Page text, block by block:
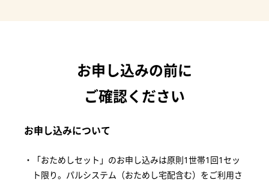
お申し込みの前に
ご確認ください
お申し込みについて
「おためしセット」のお申し込みは原則1世帯1回1セッ
ト限り。パルシステム（おためし宅配含む）をご利用さ